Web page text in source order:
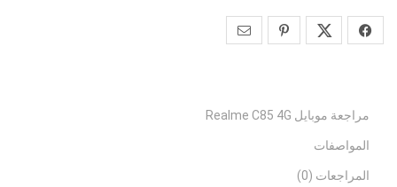
مراجعة موبايل Realme C85 4G
المواصفات
المراجعات (0)